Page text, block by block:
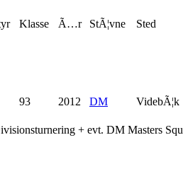
Klasse Ã…r StÃ¦vne
Sted
93 2012 DM VidebÃ¦k
+ evt. DM Masters